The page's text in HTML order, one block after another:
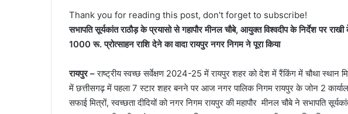
Thank you for reading this post, don't forget to subscribe!
सभापति सूर्यकांत राठौड़ के प्रयासो से गहापौर मीनल चौबे, आयुक्त विश्वदीप के निर्देश पर राखी
1000 रू. प्रोत्साहन राशि देने का वादा रायपुर नगर निगम ने पूरा किया
रायपुर –राष्ट्रीय स्वच्छ सर्वेक्षण 2024-25 में रायपुर शहर को देश में रैंकिंग में चौथा स्थान
में छत्तीसगढ़ में पहला 7 स्टार शहर बनने पर आज नगर पालिक निगम रायपुर के जोन 2
सफाई मित्रों, स्वच्छता दीदियों को नगर निगम रायपुर की महापौर मीनल चौबे ने सभापति